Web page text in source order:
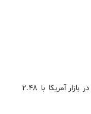
۴. قیمت جهانی نفت خام با ۲.۲۷ درصد رشد به ۷۲.۹۴ دلار رسید؛ همچنین قیمت نفت WTI در بازار آمریکا با ۲.۴۸